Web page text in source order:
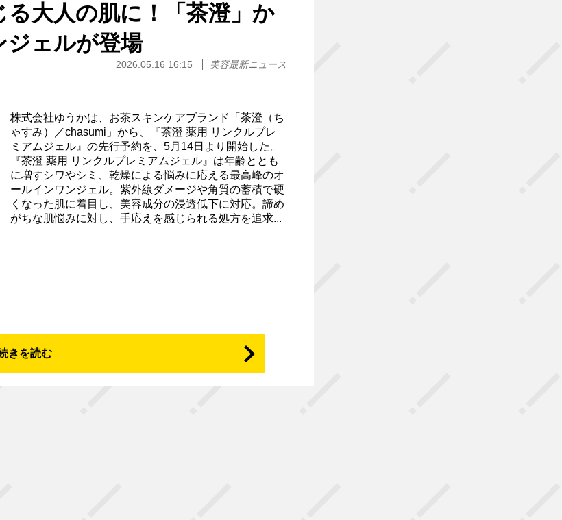
大人の肌に！「茶澄」か
ジェルが登場
2026.05.16 16:15 美容最新ニュース
株式会社ゆうかは、お茶スキンケアブランド「茶澄（ち
ゃすみ）／chasumi」から、『茶澄 薬用 リンクルプレ
ミアムジェル』の先行予約を、5月14日より開始した。
『茶澄 薬用 リンクルプレミアムジェル』は年齢ととも
に増すシワやシミ、乾燥による悩みに応える最高峰のオ
ールインワンジェル。紫外線ダメージや角質の蓄積で硬
くなった肌に着目し、美容成分の浸透低下に対応。諦め
がちな肌悩みに対し、手応えを感じられる処方を追求...
きを読む